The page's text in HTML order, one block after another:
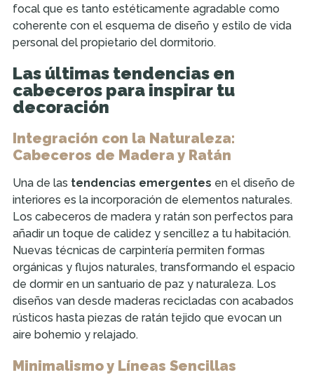
focal que es tanto estéticamente agradable como
coherente con el esquema de diseño y estilo de vida
personal del propietario del dormitorio.
Las últimas tendencias en
cabeceros para inspirar tu
decoración
Integración con la Naturaleza:
Cabeceros de Madera y Ratán
Una de las tendencias emergentes en el diseño de
interiores es la incorporación de elementos naturales.
Los cabeceros de madera y ratán son perfectos para
añadir un toque de calidez y sencillez a tu habitación.
Nuevas técnicas de carpintería permiten formas
orgánicas y flujos naturales, transformando el espacio
de dormir en un santuario de paz y naturaleza. Los
diseños van desde maderas recicladas con acabados
rústicos hasta piezas de ratán tejido que evocan un
aire bohemio y relajado.
Minimalismo y Líneas Sencillas